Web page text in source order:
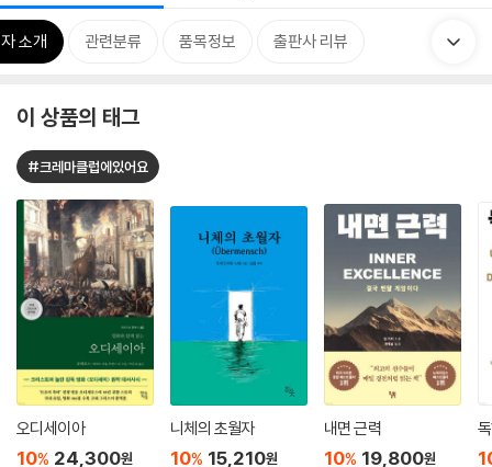
소개 관련분류 품목정보 출판사 리뷰
이 상품의 태그
#크레마클럽에있어요
오디세이아
10% 24,300원
니체의 초월자
10% 15,210원
내면 근력
10% 19,800원